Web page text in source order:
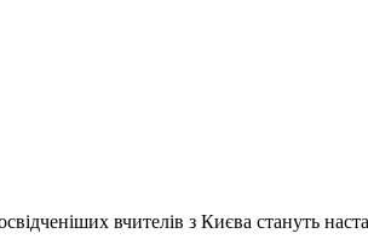
вчителів з Києва стануть